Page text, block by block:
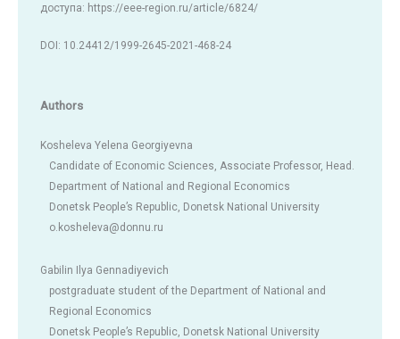
доступа: https://eee-region.ru/article/6824/
DOI: 10.24412/1999-2645-2021-468-24
Authors
Kosheleva Yelena Georgiyevna
Candidate of Economic Sciences, Associate Professor, Head.
Department of National and Regional Economics
Donetsk People’s Republic, Donetsk National University
o.kosheleva@donnu.ru
Gabilin Ilya Gennadiyevich
postgraduate student of the Department of National and
Regional Economics
Donetsk People’s Republic, Donetsk National University